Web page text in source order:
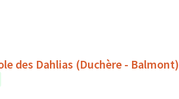
des Dahlias (Duchère - Balmont)